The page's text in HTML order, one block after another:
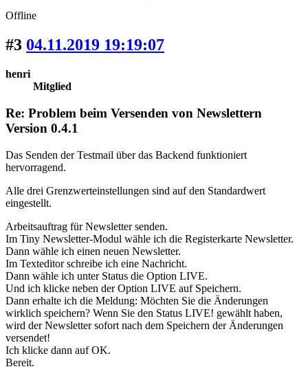
Offline
#3 04.11.2019 19:19:07
henri
Mitglied
Re: Problem beim Versenden von Newslettern
Version 0.4.1
Das Senden der Testmail über das Backend funktioniert
hervorragend.
Alle drei Grenzwerteinstellungen sind auf den Standardwert
eingestellt.
Arbeitsauftrag für Newsletter senden.
Im Tiny Newsletter-Modul wähle ich die Registerkarte Newsletter.
Dann wähle ich einen neuen Newsletter.
Im Texteditor schreibe ich eine Nachricht.
Dann wähle ich unter Status die Option LIVE.
Und ich klicke neben der Option LIVE auf Speichern.
Dann erhalte ich die Meldung: Möchten Sie die Änderungen
wirklich speichern? Wenn Sie den Status LIVE! gewählt haben,
wird der Newsletter sofort nach dem Speichern der Änderungen
versendet!
Ich klicke dann auf OK.
Bereit.